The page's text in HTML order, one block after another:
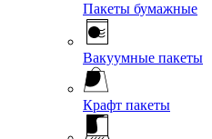
Пакеты бумажные
Вакуумные пакеты
Крафт пакеты